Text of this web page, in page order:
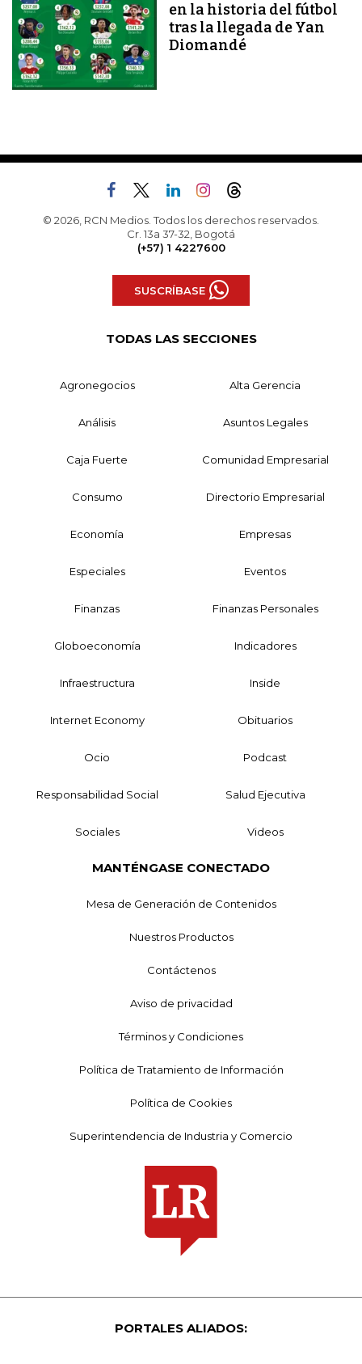
en la historia del fútbol
tras la llegada de Yan
Diomandé
© 2026, RCN Medios. Todos los derechos reservados.
Cr. 13a 37-32, Bogotá
(+57) 1 4227600
SUSCRÍBASE
TODAS LAS SECCIONES
Agronegocios Alta Gerencia
Análisis Asuntos Legales
Caja Fuerte Comunidad Empresarial
Consumo Directorio Empresarial
Economía Empresas
Especiales Eventos
Finanzas Finanzas Personales
Globoeconomía Indicadores
Infraestructura Inside
Internet Economy Obituarios
Ocio Podcast
Responsabilidad Social Salud Ejecutiva
Sociales Videos
MANTÉNGASE CONECTADO
Mesa de Generación de Contenidos
Nuestros Productos
Contáctenos
Aviso de privacidad
Términos y Condiciones
Política de Tratamiento de Información
Política de Cookies
Superintendencia de Industria y Comercio
PORTALES ALIADOS: